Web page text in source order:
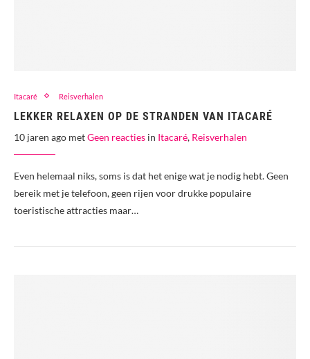
Itacaré Reisverhalen
LEKKER RELAXEN OP DE STRANDEN VAN ITACARÉ
10 jaren ago metGeen reacties in Itacaré, Reisverhalen
Even helemaal niks, soms is dat het enige wat je nodig hebt. Geen
bereik met je telefoon, geen rijen voor drukke populaire
toeristische attracties maar…